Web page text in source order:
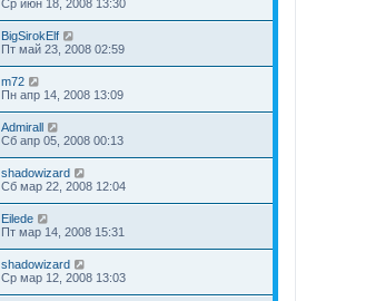
Ср июн 18, 2008 13:30
BigSirokElf
Пт май 23, 2008 02:59
m72
Пн апр 14, 2008 13:09
Admirall
Сб апр 05, 2008 00:13
shadowizard
Сб мар 22, 2008 12:04
Eilede
Пт мар 14, 2008 15:31
shadowizard
Ср мар 12, 2008 13:03